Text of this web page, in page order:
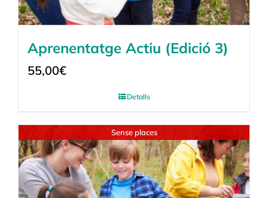
Aprenentatge Actiu (Edició 3)
55,00€
Detalls
Sense places